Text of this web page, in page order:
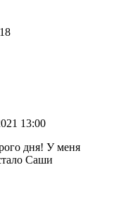
13:00
дня! У меня
Саши